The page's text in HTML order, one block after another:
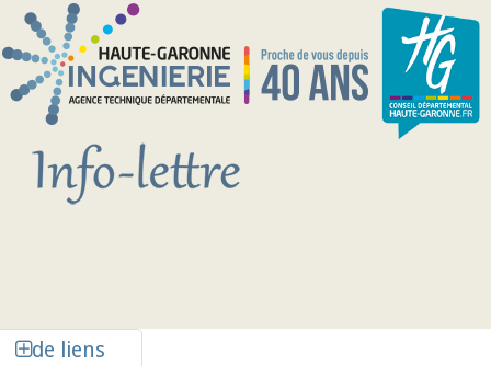
Aller au contenu principal
de liens